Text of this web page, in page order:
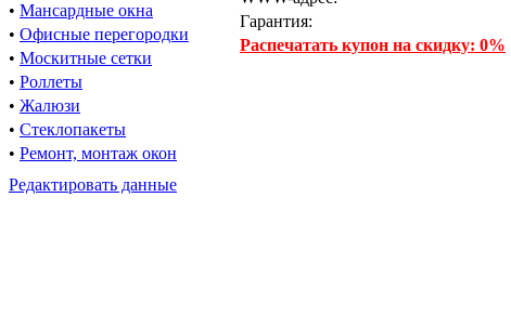
• Мансардные окна
• Офисные перегородки
• Москитные сетки
• Роллеты
• Жалюзи
• Стеклопакеты
• Ремонт, монтаж окон
Гарантия:
Распечатать купон на скидку: 0%
Редактировать данные